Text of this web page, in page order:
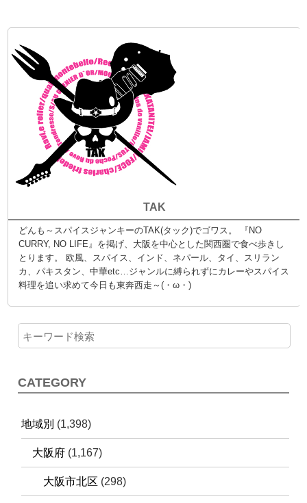
TAK
どんも～スパイスジャンキーのTAK(タック)でゴワス。 『NO
CURRY, NO LIFE』を掲げ、大阪を中心とした関西圏で食べ歩きし
とります。 欧風、スパイス、インド、ネパール、タイ、スリラン
カ、パキスタン、中華etc…ジャンルに縛られずにカレーやスパイス
料理を追い求めて今日も東奔西走～(・ω・)
CATEGORY
地域別 (1,398)
大阪府 (1,167)
大阪市北区 (298)